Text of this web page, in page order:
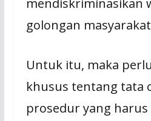
mendiskriminasikan
golongan
Untuk itu, maka
khusus tentang tata
prosedur yang